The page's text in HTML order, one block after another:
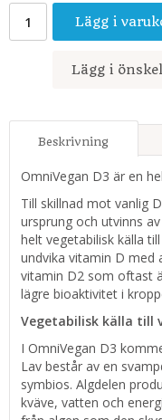
Lägg i
Lägg i
Beskrivning
OmniVegan D3 är en
Till skillnad mot vanlig
ursprung och utvinns
helt vegetabilisk källa
undvika vitamin D med
vitamin D2 som oftast
lägre bioaktivitet i
Vegetabilisk källa till
I OmniVegan D3
Lav består av en
symbios. Algdelen
kväve, vatten och